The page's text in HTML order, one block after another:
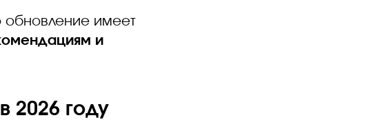
обновление имеет
и
2026 году